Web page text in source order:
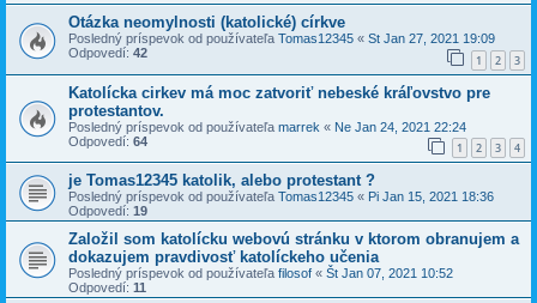
Otázka neomylnosti (katolické) církve
Posledný príspevok od používateľa Tomas12345 « St Jan 27, 2021 19:09
Odpovedí: 42 1 2 3
Katolícka cirkev má moc zatvoriť nebeské kráľovstvo pre
protestantov.
Posledný príspevok od používateľa marrek « Ne Jan 24, 2021 22:24
Odpovedí: 64 1 2 3 4
je Tomas12345 katolik, alebo protestant ?
Posledný príspevok od používateľa Tomas12345 « Pi Jan 15, 2021 18:36
Odpovedí: 19
Založil som katolícku webovú stránku v ktorom obranujem a
dokazujem pravdivosť katolíckeho učenia
Posledný príspevok od používateľa filosof « Št Jan 07, 2021 10:52
Odpovedí: 11